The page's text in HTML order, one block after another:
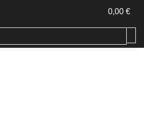
0,00 €